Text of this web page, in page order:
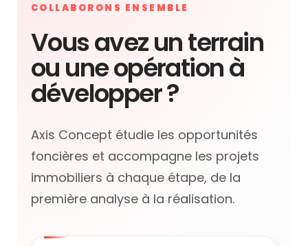
COLLABORONS ENSEMBLE
Vous avez un terrain
ou une opération à
développer ?
Axis Concept étudie les opportunités
foncières et accompagne les projets
immobiliers à chaque étape, de la
première analyse à la réalisation.